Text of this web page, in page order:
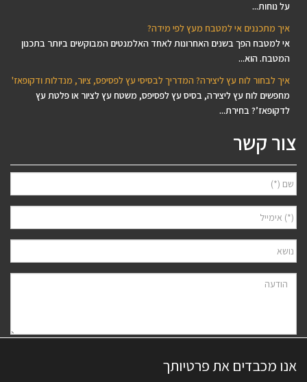
על נוחות...
איך מתכננים אי למטבח מעץ לפי מידה?
אי למטבח הפך בשנים האחרונות לאחד האלמנטים המבוקשים ביותר בתכנון
המטבח. הוא...
איך לבחור לוח עץ ליצירה? המדריך לבסיסי עץ לפסיפס, ציור, מנדלות ודקופאז'
מחפשים לוח עץ ליצירה, בסיס עץ לפסיפס, משטח עץ לציור או פלטת עץ
לדקופאז’? בחירת...
צור קשר
הפרטיותשל האתר. ידוע לי שאוכל לבטל את הרישום בכל עת.
אנו מכבדים את פרטיותך